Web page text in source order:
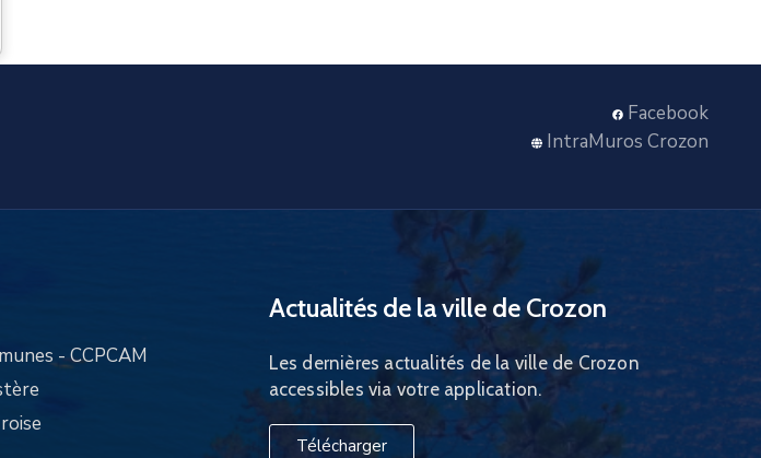
Facebook
IntraMuros Crozon
- CCPCAM
Actualités de la ville de Crozon
Les dernières actualités de la ville de Crozon
accessibles via votre application.
Télécharger